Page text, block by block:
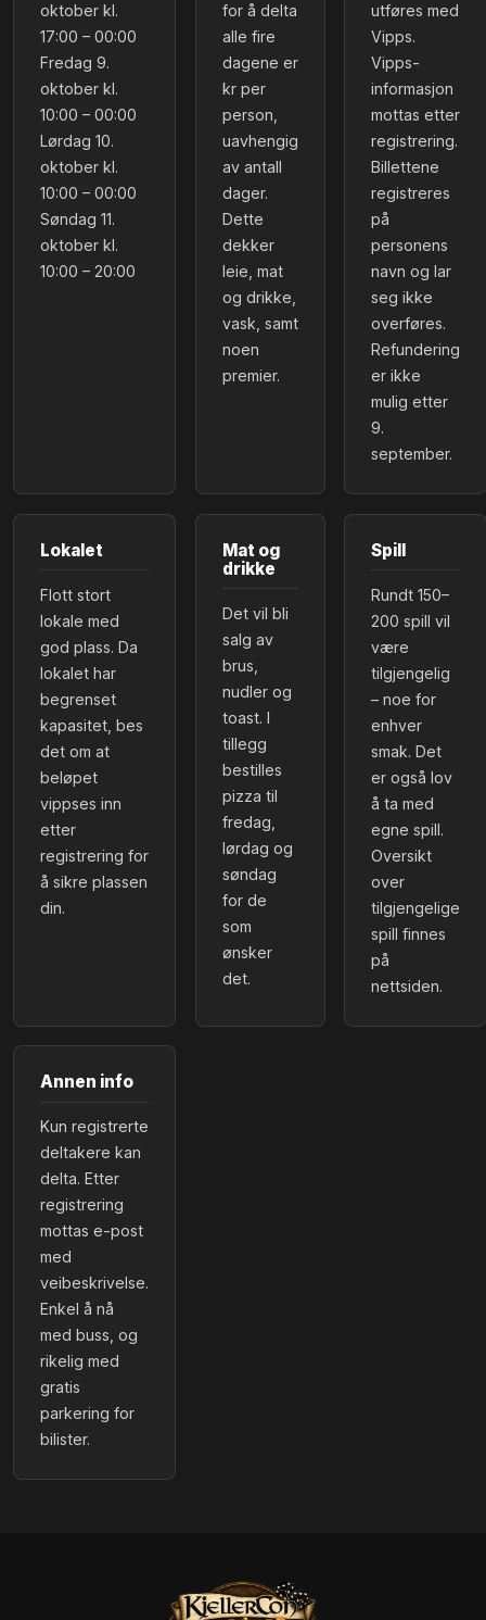
oktober kl.
17:00 – 00:00
Fredag 9.
oktober kl.
10:00 – 00:00
Lørdag 10.
oktober kl.
10:00 – 00:00
Søndag 11.
oktober kl.
10:00 – 20:00
for å delta
alle fire
dagene er
kr per
person,
uavhengig
av antall
dager.
Dette
dekker
leie, mat
og drikke,
vask, samt
noen
premier.
utføres med
Vipps.
Vipps-
informasjon
mottas etter
registrering.
Billettene
registreres
på
personens
navn og lar
seg ikke
overføres.
Refundering
er ikke
mulig etter
9.
september.
Lokalet
Flott stort
lokale med
god plass. Da
lokalet har
begrenset
kapasitet, bes
det om at
beløpet
vippses inn
etter
registrering for
å sikre plassen
din.
Mat og
drikke
Det vil bli
salg av
brus,
nudler og
toast. I
tillegg
bestilles
pizza til
fredag,
lørdag og
søndag
for de
som
ønsker
det.
Spill
Rundt 150–
200 spill vil
være
tilgjengelig
– noe for
enhver
smak. Det
er også lov
å ta med
egne spill.
Oversikt
over
tilgjengelige
spill finnes
på
nettsiden.
Annen info
Kun registrerte
deltakere kan
delta. Etter
registrering
mottas e-post
med
veibeskrivelse.
Enkel å nå
med buss, og
rikelig med
gratis
parkering for
bilister.